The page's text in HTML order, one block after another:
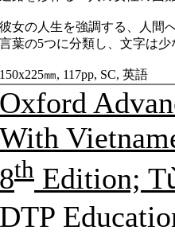
彼女の人生を強調する、人間
言葉の5つに分類し、文字は
150x225㎜, 117pp, SC, 英語
Oxford
With
8th Edition; T
DTP